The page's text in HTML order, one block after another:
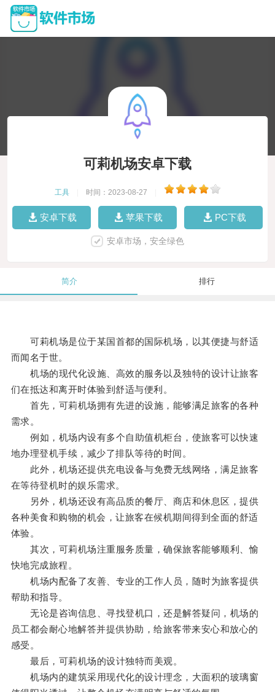
可莉机场安卓下载
工具 时间：2023-08-27
安卓下载 苹果下载 PC下载
安卓市场，安全绿色
简介 排行
可莉机场是位于某国首都的国际机场，以其便捷与舒适
而闻名于世。
机场的现代化设施、高效的服务以及独特的设计让旅客
们在抵达和离开时体验到舒适与便利。
首先，可莉机场拥有先进的设施，能够满足旅客的各种
需求。
例如，机场内设有多个自助值机柜台，使旅客可以快速
地办理登机手续，减少了排队等待的时间。
此外，机场还提供充电设备与免费无线网络，满足旅客
在等待登机时的娱乐需求。
另外，机场还设有高品质的餐厅、商店和休息区，提供
各种美食和购物的机会，让旅客在候机期间得到全面的舒适
体验。
其次，可莉机场注重服务质量，确保旅客能够顺利、愉
快地完成旅程。
机场内配备了友善、专业的工作人员，随时为旅客提供
帮助和指导。
无论是咨询信息、寻找登机口，还是解答疑问，机场的
员工都会耐心地解答并提供协助，给旅客带来安心和放心的
感受。
最后，可莉机场的设计独特而美观。
机场内的建筑采用现代化的设计理念，大面积的玻璃窗